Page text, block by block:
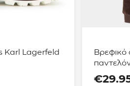
Karl Lagerfeld
Βρεφικό
€